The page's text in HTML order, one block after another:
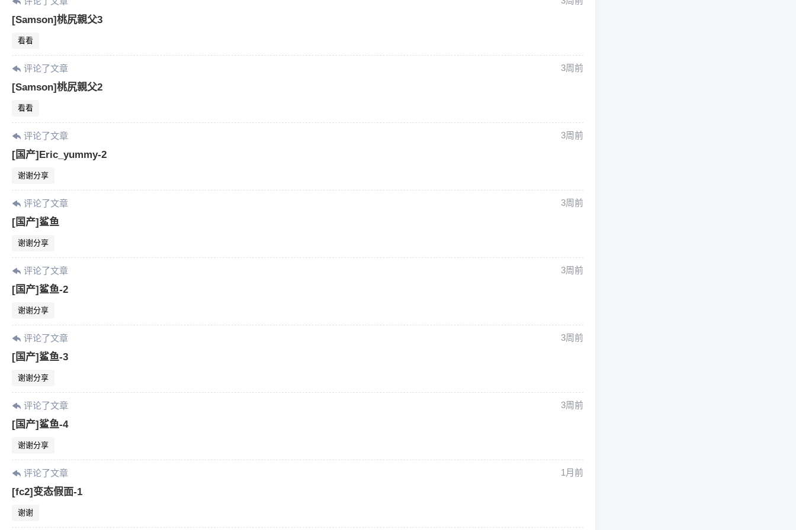
[Samson]桃尻親父3
看看
评论了文章 3周前
[Samson]桃尻親父2
看看
评论了文章 3周前
[国产]Eric_yummy-2
谢谢分享
评论了文章 3周前
[国产]鲨鱼
谢谢分享
评论了文章 3周前
[国产]鲨鱼-2
谢谢分享
评论了文章 3周前
[国产]鲨鱼-3
谢谢分享
评论了文章 3周前
[国产]鲨鱼-4
谢谢分享
评论了文章 1月前
[fc2]变态假面-1
谢谢